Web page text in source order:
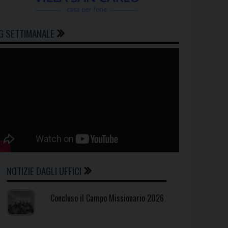
SETTIMANALE
NOTIZIE DAGLI UFFICI
Concluso il Campo Missionario 2026